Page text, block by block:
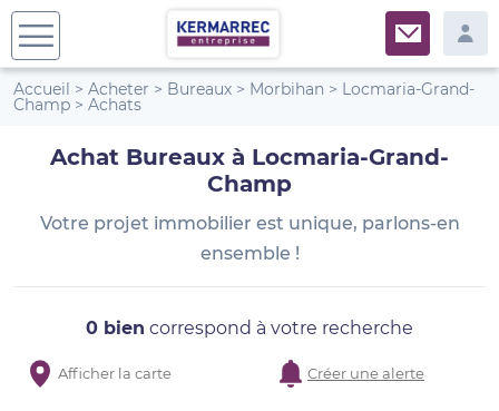
Accueil > Acheter > Bureaux > Morbihan > Locmaria-Grand-
Champ > Achats
Achat Bureaux à Locmaria-Grand-
Champ
Votre projet immobilier est unique, parlons-en
ensemble !
0 bien correspond à votre recherche
Afficher la carte Créer une alerte